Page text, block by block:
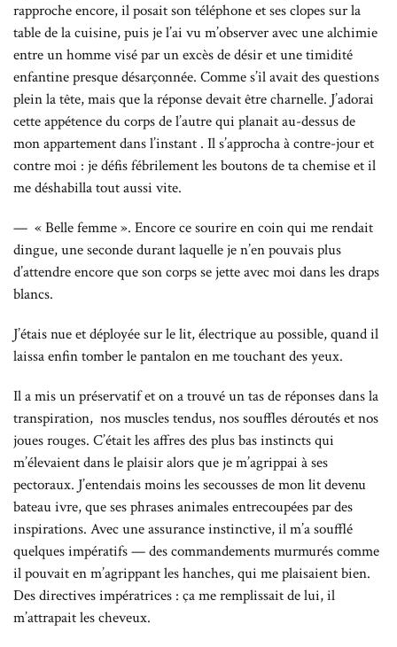
rapproche encore, il posait son téléphone et ses clopes sur la
table de la cuisine, puis je l’ai vu m’observer avec une alchimie
entre un homme visé par un excès de désir et une timidité
enfantine presque désarçonnée. Comme s’il avait des questions
plein la tête, mais que la réponse devait être charnelle. J’adorai
cette appétence du corps de l’autre qui planait au-dessus de
mon appartement dans l’instant . Il s’approcha à contre-jour et
contre moi : je défis fébrilement les boutons de ta chemise et il
me déshabilla tout aussi vite.
— « Belle femme ». Encore ce sourire en coin qui me rendait
dingue, une seconde durant laquelle je n’en pouvais plus
d’attendre encore que son corps se jette avec moi dans les draps
blancs.
J’étais nue et déployée sur le lit, électrique au possible, quand il
laissa enfin tomber le pantalon en me touchant des yeux.
Il a mis un préservatif et on a trouvé un tas de réponses dans la
transpiration, nos muscles tendus, nos souffles déroutés et nos
joues rouges. C’était les affres des plus bas instincts qui
m’élevaient dans le plaisir alors que je m’agrippai à ses
pectoraux. J’entendais moins les secousses de mon lit devenu
bateau ivre, que ses phrases animales entrecoupées par des
inspirations. Avec une assurance instinctive, il m’a soufflé
quelques impératifs — des commandements murmurés comme
il pouvait en m’agrippant les hanches, qui me plaisaient bien.
Des directives impératrices : ça me remplissait de lui, il
m’attrapait les cheveux.